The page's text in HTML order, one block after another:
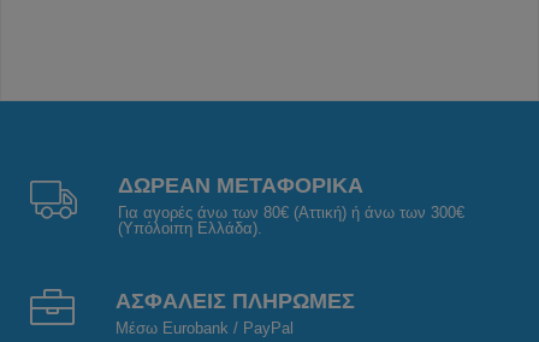
ΔΩΡΕΑΝ ΜΕΤΑΦΟΡΙΚΑ
Για αγορές άνω των 80€ (Αττική) ή άνω των 300€
(Υπόλοιπη Ελλάδα).
ΑΣΦΑΛΕΙΣ ΠΛΗΡΩΜΕΣ
Μέσω Eurobank / PayPal